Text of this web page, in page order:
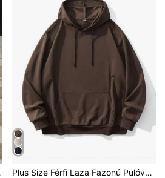
Plus Size Férfi Laza Fazonú Pulóver Mintával, Hosszú Ujjú Lezser Őszre Való Póló, Plus Size